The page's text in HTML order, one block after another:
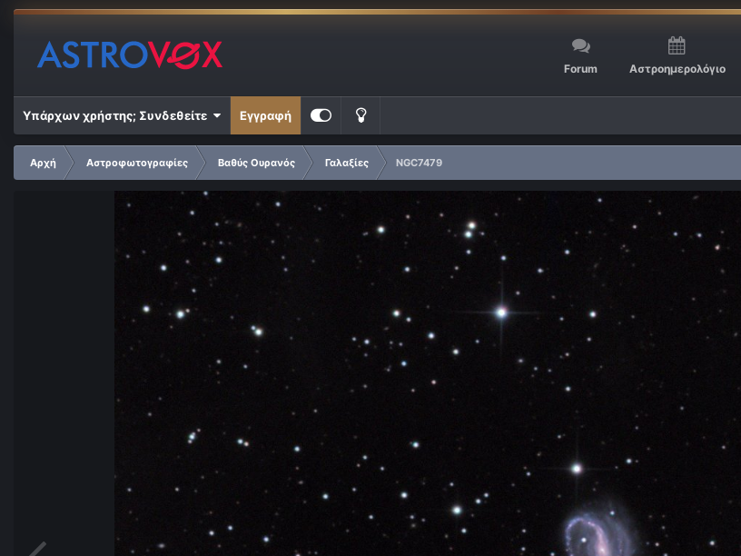
Forum Αστροημερολόγιο
Υπάρχων χρήστης; Συνδεθείτε Εγγραφή
Αρχή Αστροφωτογραφίες Βαθύς Ουρανός Γαλαξίες
NGC7479